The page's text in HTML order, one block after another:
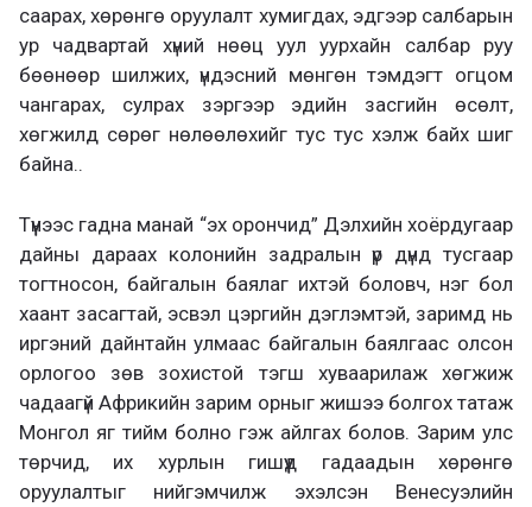
саарах, хөрөнгө оруулалт хумигдах, эдгээр салбарын
ур чадвартай хүний нөөц уул уурхайн салбар руу
бөөнөөр шилжих, үндэсний мөнгөн тэмдэгт огцом
чангарах, сулрах зэргээр эдийн засгийн өсөлт,
хөгжилд сөрөг нөлөөлөхийг тус тус хэлж байх шиг
байна..
Түүнээс гадна манай “эх орончид” Дэлхийн хоёрдугаар
дайны дараах колонийн задралын үр дүнд тусгаар
тогтносон, байгалын баялаг ихтэй боловч, нэг бол
хаант засагтай, эсвэл цэргийн дэглэмтэй, заримд нь
иргэний дайнтайн улмаас байгалын баялгаас олсон
орлогоо зөв зохистой тэгш хуваарилаж хөгжиж
чадаагүй Африкийн зарим орныг жишээ болгох татаж
Монгол яг тийм болно гэж айлгах болов. Зарим улс
төрчид, их хурлын гишүүд гадаадын хөрөнгө
оруулалтыг нийгэмчилж эхэлсэн Венесуэлийн